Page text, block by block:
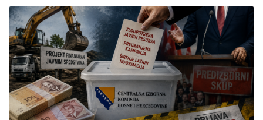
kraja. Neki su došli iz […]